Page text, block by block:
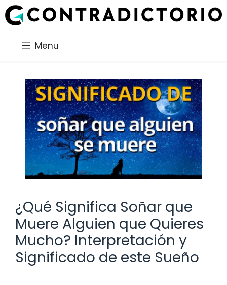
Saltar
al
Menu
¿Qué Significa Soñar que
Muere Alguien que Quieres
Mucho? Interpretación y
Significado de este Sueño